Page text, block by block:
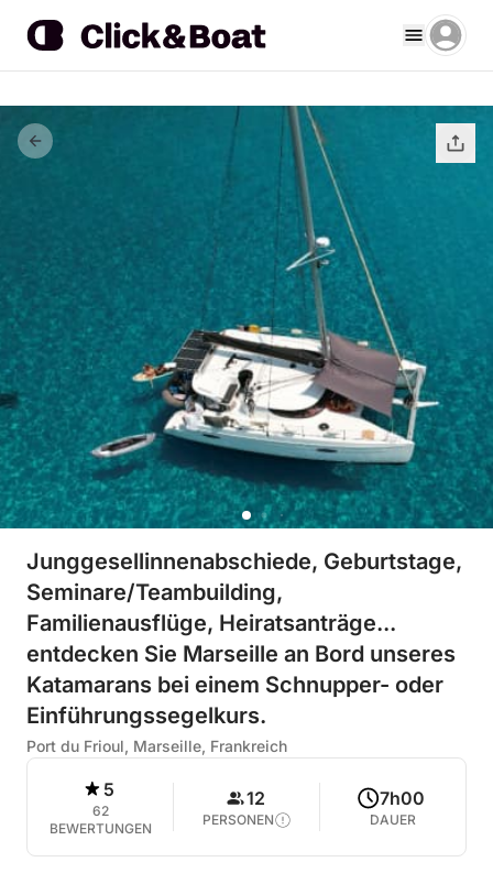
Junggesellinnenabschiede, Geburtstage,
Seminare/Teambuilding,
Familienausflüge, Heiratsanträge...
entdecken Sie Marseille an Bord unseres
Katamarans bei einem Schnupper- oder
Einführungssegelkurs.
Port du Frioul, Marseille, Frankreich
5
62
BEWERTUNGEN
12
PERSONEN
7h00
DAUER